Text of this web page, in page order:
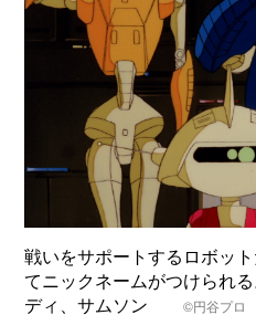
戦いをサポートするロボッ
てニックネームがつけられ
ディ、サムソン©円谷プロ